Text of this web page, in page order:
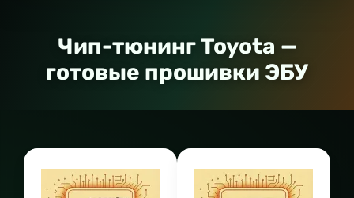
Чип-тюнинг Toyota —
готовые прошивки ЭБУ